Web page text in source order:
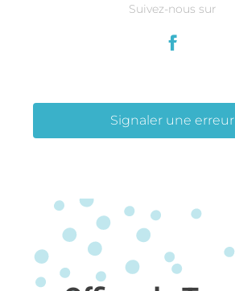
Suivez-nous sur
Signaler une erreur